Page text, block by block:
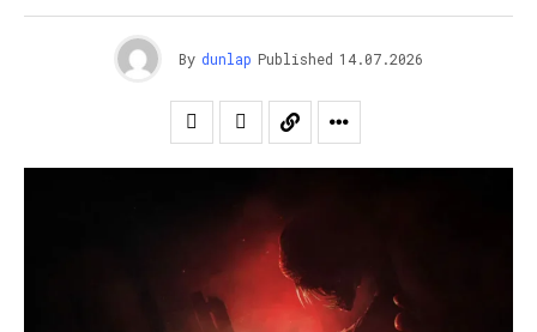
By dunlap Published 14.07.2026